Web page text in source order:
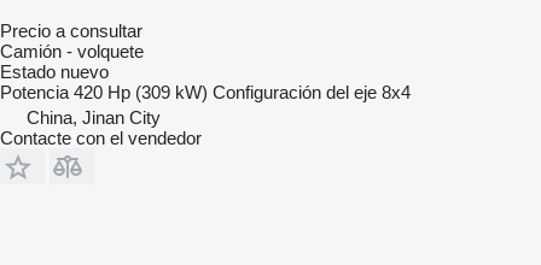
Precio a consultar
Camión - volquete
Estado nuevo
Potencia 420 Hp (309 kW) Configuración del eje 8x4
China, Jinan City
Contacte con el vendedor